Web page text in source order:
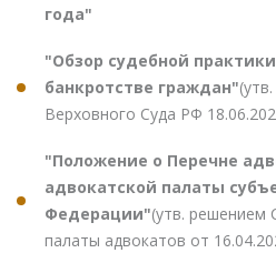
года"
"Обзор судебной
банкротстве граждан"
Верховного Суда РФ
"Положение о Перечне
адвокатской палаты
Федерации"(утв. решением
палаты адвокатов от